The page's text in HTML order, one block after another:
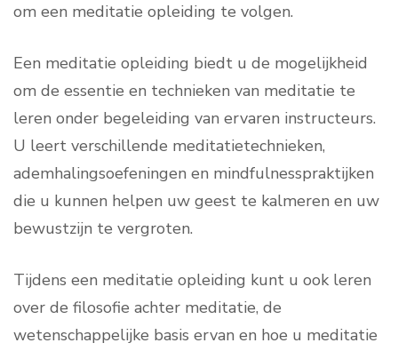
om een meditatie opleiding te volgen.
Een meditatie opleiding biedt u de mogelijkheid
om de essentie en technieken van meditatie te
leren onder begeleiding van ervaren instructeurs.
U leert verschillende meditatietechnieken,
ademhalingsoefeningen en mindfulnesspraktijken
die u kunnen helpen uw geest te kalmeren en uw
bewustzijn te vergroten.
Tijdens een meditatie opleiding kunt u ook leren
over de filosofie achter meditatie, de
wetenschappelijke basis ervan en hoe u meditatie